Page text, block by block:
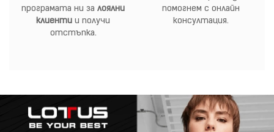
програмата ни за лоялни
клиенти и получи
отстъпка.
помогнем с онлайн
консултация.